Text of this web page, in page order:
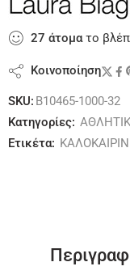
27 άτοματο
Κοινοποίηση
SKU: B10465-1000-32
Κατηγορίες:
Ετικέτα: